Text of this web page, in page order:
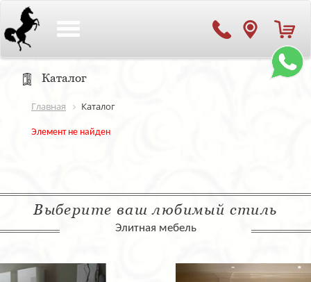
Каталог
Главная Каталог
Элемент не найден
Выберите ваш любимый стиль
Элитная мебель